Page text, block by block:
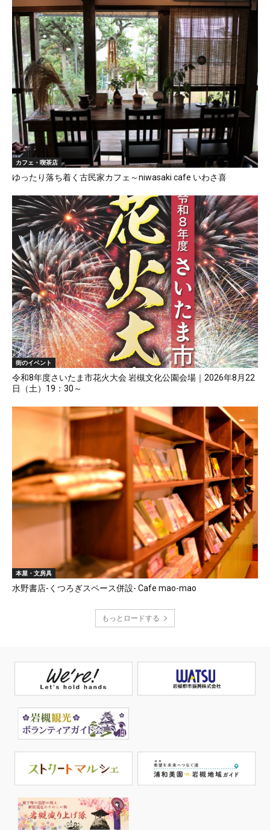
カフェ・喫茶店
ゆったり落ち着く古民家カフェ～niwasaki cafe いわさ喜
街のイベント
令和8年度さいたま市花火大会 岩槻文化公園会場｜2026年8月22
日（土）19：30～
本屋・文房具
水野書店-くつろぎスペース併設- Cafe mao-mao
もっとロードする